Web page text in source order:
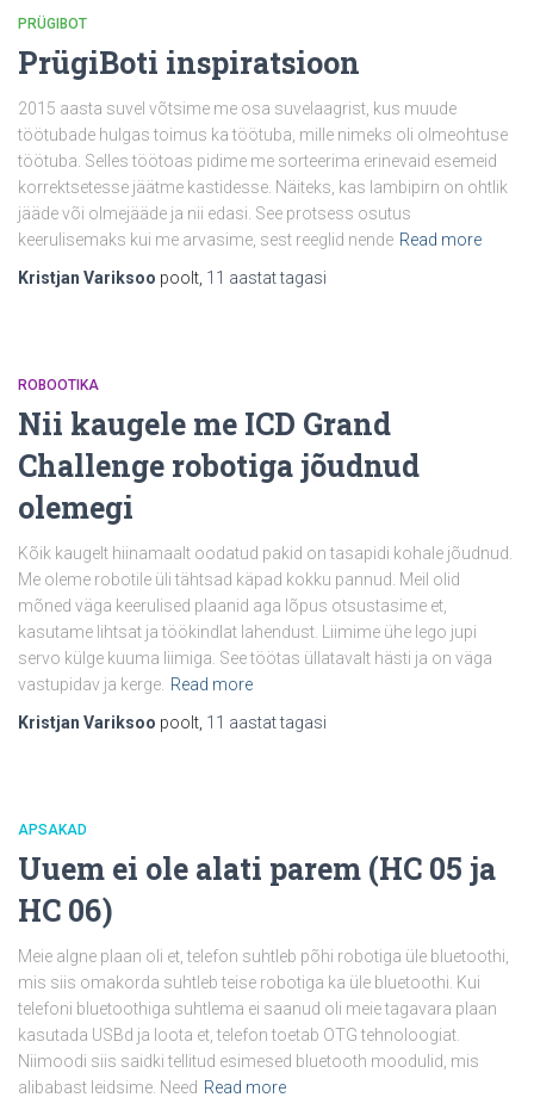
PRÜGIBOT
PrügiBoti inspiratsioon
2015 aasta suvel võtsime me osa suvelaagrist, kus muude
töötubade hulgas toimus ka töötuba, mille nimeks oli olmeohtuse
töötuba. Selles töötoas pidime me sorteerima erinevaid esemeid
korrektsetesse jäätme kastidesse. Näiteks, kas lambipirn on ohtlik
jääde või olmejääde ja nii edasi. See protsess osutus
keerulisemaks kui me arvasime, sest reeglid nende Read more
Kristjan Variksoo poolt, 11 aastattagasi
ROBOOTIKA
Nii kaugele me ICD Grand
Challenge robotiga jõudnud
olemegi
Kõik kaugelt hiinamaalt oodatud pakid on tasapidi kohale jõudnud.
Me oleme robotile üli tähtsad käpad kokku pannud. Meil olid
mõned väga keerulised plaanid aga lõpus otsustasime et,
kasutame lihtsat ja töökindlat lahendust. Liimime ühe lego jupi
servo külge kuuma liimiga. See töötas üllatavalt hästi ja on väga
vastupidav ja kerge. Read more
Kristjan Variksoo poolt, 11 aastattagasi
APSAKAD
Uuem ei ole alati parem (HC 05 ja
HC 06)
Meie algne plaan oli et, telefon suhtleb põhi robotiga üle bluetoothi,
mis siis omakorda suhtleb teise robotiga ka üle bluetoothi. Kui
telefoni bluetoothiga suhtlema ei saanud oli meie tagavara plaan
kasutada USBd ja loota et, telefon toetab OTG tehnoloogiat.
Niimoodi siis saidki tellitud esimesed bluetooth moodulid, mis
alibabast leidsime. Need Read more